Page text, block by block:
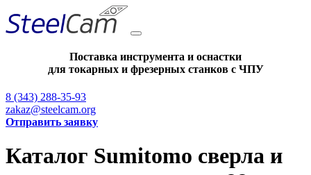
Поставка инструмента и оснастки
для токарных и фрезерных станков с ЧПУ
8 (343) 288-35-93
zakaz@steelcam.org
Отправить заявку
Каталог Sumitomo сверла и